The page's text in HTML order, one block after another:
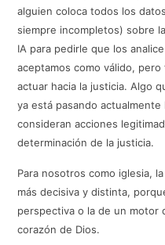
alguien coloca todos los
siempre incompletos) sobre
IA para pedirle que los
aceptamos como válido,
actuar hacia la justicia. Algo
ya está pasando
consideran acciones
determinación de la justicia.
Para nosotros como iglesia,
más decisiva y distinta,
perspectiva o la de un motor
corazón de Dios.